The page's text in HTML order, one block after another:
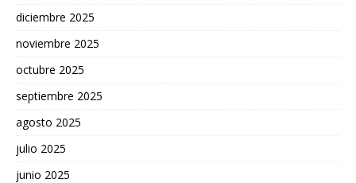
diciembre 2025
noviembre 2025
octubre 2025
septiembre 2025
agosto 2025
julio 2025
junio 2025